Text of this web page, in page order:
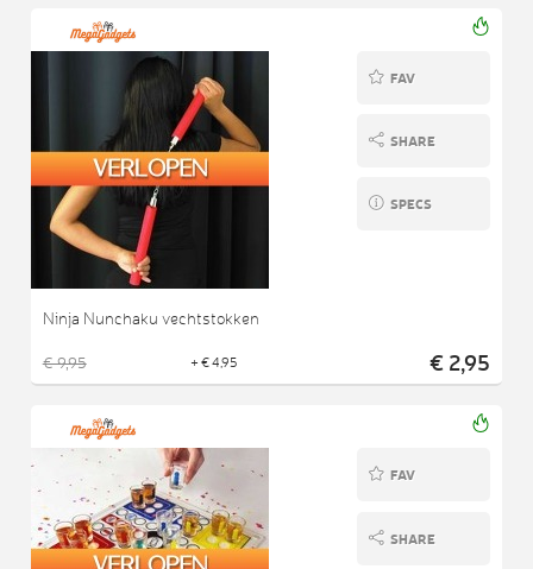
FAV
SHARE
SPECS
Ninja Nunchaku vechtstokken
€ 9,95 + € 4,95 € 2,95
FAV
SHARE